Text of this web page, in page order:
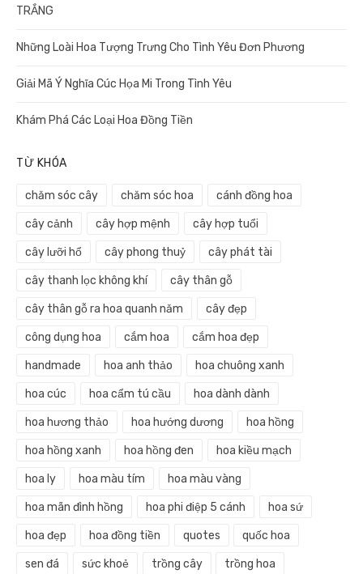
TRẮNG
Những Loài Hoa Tượng Trưng Cho Tình Yêu Đơn Phương
Giải Mã Ý Nghĩa Cúc Họa Mi Trong Tình Yêu
Khám Phá Các Loại Hoa Đồng Tiền
TỪ KHÓA
chăm sóc cây chăm sóc hoa cánh đồng hoa
cây cảnh cây hợp mệnh cây hợp tuổi
cây lưỡi hổ cây phong thuỷ cây phát tài
cây thanh lọc không khí cây thân gỗ
cây thân gỗ ra hoa quanh năm cây đẹp
công dụng hoa cắm hoa cắm hoa đẹp
handmade hoa anh thảo hoa chuông xanh
hoa cúc hoa cẩm tú cầu hoa dành dành
hoa hương thảo hoa hướng dương hoa hồng
hoa hồng xanh hoa hồng đen hoa kiều mạch
hoa ly hoa màu tím hoa màu vàng
hoa mãn đình hồng hoa phi điệp 5 cánh hoa sứ
hoa đẹp hoa đồng tiền quotes quốc hoa
sen đá sức khoẻ trồng cây trồng hoa